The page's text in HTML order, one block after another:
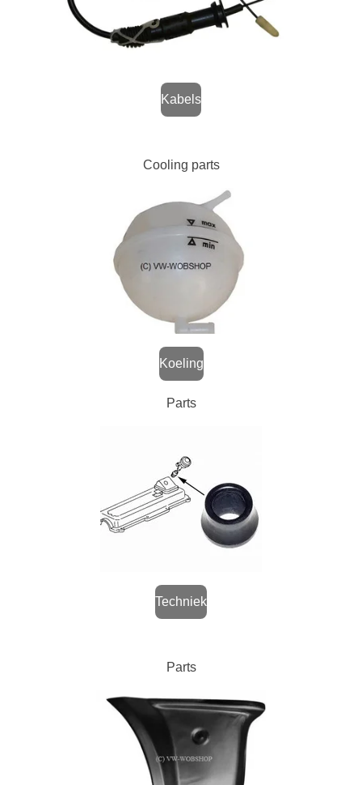
Kabels
Cooling parts
Koeling
Parts
Techniek
Parts